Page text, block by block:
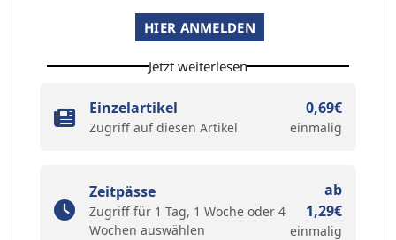
HIER ANMELDEN
Jetzt weiterlesen
Einzelartikel
Zugriff auf diesen Artikel
0,69€
einmalig
Zeitpässe
Zugriff für 1 Tag, 1 Woche oder 4
Wochen auswählen
ab
1,29€
einmalig